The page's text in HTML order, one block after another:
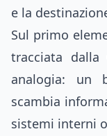
e la
Sul primo
tracciata dalla
analogia: un
scambia
sistemi interni